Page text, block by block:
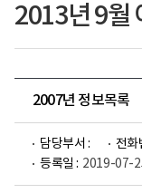
2013년 9월
2007년 정보목록
담당부서 : 전화
등록일 : 2019-07-